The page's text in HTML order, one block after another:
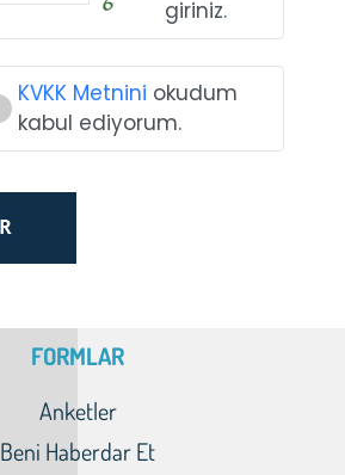
giriniz.
KVKK Metnini okudum
kabul ediyorum.
FORMLAR
Anketler
Beni Haberdar Et